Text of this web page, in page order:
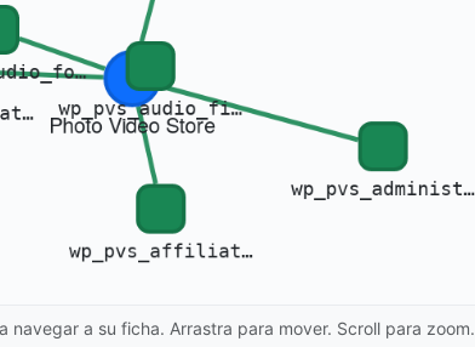
navegar a su ficha. Arrastra para mover. Scroll para zoom.